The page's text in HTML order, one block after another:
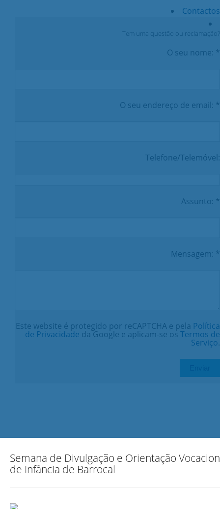
Contactos
Tem uma questão ou reclamação?
O seu nome: *
O seu endereço de email: *
Telefone/Telemóvel:
Assunto: *
Mensagem: *
Este website é protegido por reCAPTCHA e pela Política
de Privacidade da Google e aplicam-se os Termos de
Serviço.
Semana de Divulgação e Orientação
de Infância de Barrocal